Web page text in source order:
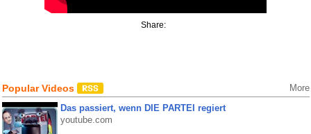
Share:
Popular Videos More
Das passiert, wenn DIE PARTEI regiert
youtube.com